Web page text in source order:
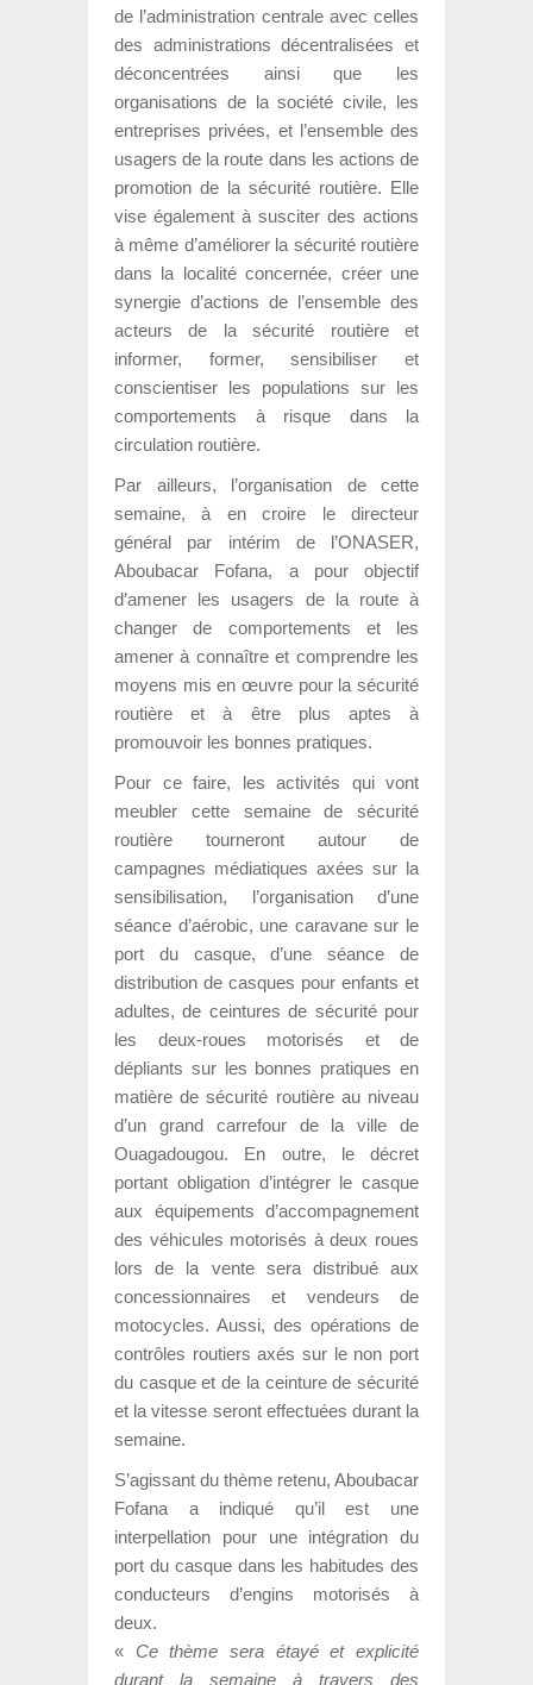
de l’administration centrale avec celles
des administrations décentralisées et
déconcentrées ainsi que les
organisations de la société civile, les
entreprises privées, et l’ensemble des
usagers de la route dans les actions de
promotion de la sécurité routière. Elle
vise également à susciter des actions
à même d’améliorer la sécurité routière
dans la localité concernée, créer une
synergie d’actions de l’ensemble des
acteurs de la sécurité routière et
informer, former, sensibiliser et
conscientiser les populations sur les
comportements à risque dans la
circulation routière.
Par ailleurs, l’organisation de cette
semaine, à en croire le directeur
général par intérim de l’ONASER,
Aboubacar Fofana, a pour objectif
d’amener les usagers de la route à
changer de comportements et les
amener à connaître et comprendre les
moyens mis en œuvre pour la sécurité
routière et à être plus aptes à
promouvoir les bonnes pratiques.
Pour ce faire, les activités qui vont
meubler cette semaine de sécurité
routière tourneront autour de
campagnes médiatiques axées sur la
sensibilisation, l’organisation d’une
séance d’aérobic, une caravane sur le
port du casque, d’une séance de
distribution de casques pour enfants et
adultes, de ceintures de sécurité pour
les deux-roues motorisés et de
dépliants sur les bonnes pratiques en
matière de sécurité routière au niveau
d’un grand carrefour de la ville de
Ouagadougou. En outre, le décret
portant obligation d’intégrer le casque
aux équipements d’accompagnement
des véhicules motorisés à deux roues
lors de la vente sera distribué aux
concessionnaires et vendeurs de
motocycles. Aussi, des opérations de
contrôles routiers axés sur le non port
du casque et de la ceinture de sécurité
et la vitesse seront effectuées durant la
semaine.
S’agissant du thème retenu, Aboubacar
Fofana a indiqué qu’il est une
interpellation pour une intégration du
port du casque dans les habitudes des
conducteurs d’engins motorisés à
deux.
« Ce thème sera étayé et explicité
durant la semaine à travers des